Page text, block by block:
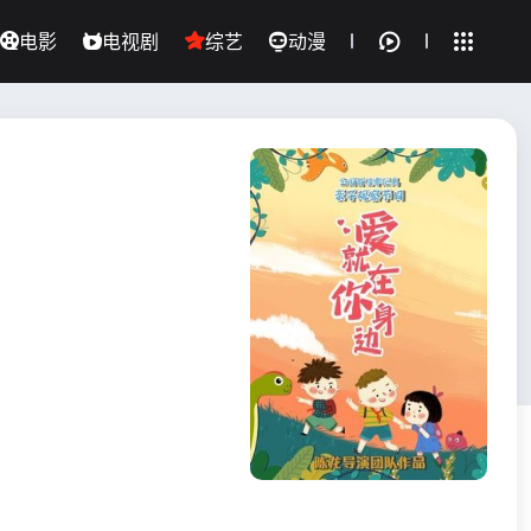
电影 电视剧 综艺 动漫全部影片